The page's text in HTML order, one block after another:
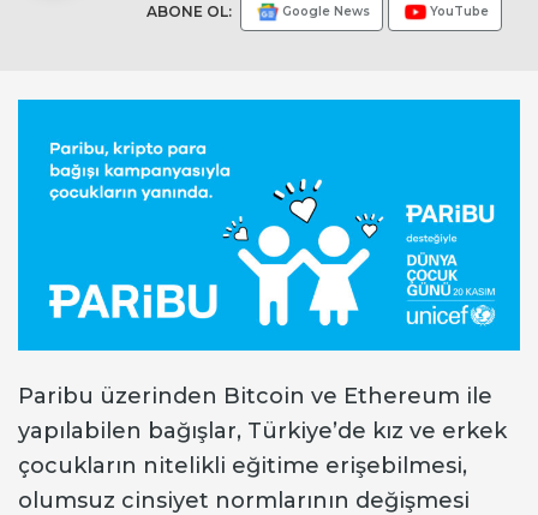
ABONE OL: Google News YouTube
Paribu üzerinden Bitcoin ve Ethereum ile
yapılabilen bağışlar, Türkiye’de kız ve erkek
çocukların nitelikli eğitime erişebilmesi,
olumsuz cinsiyet normlarının değişmesi